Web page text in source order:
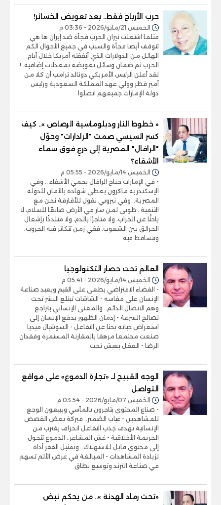
حرب الأرباح فقط.. بعد تعويض الخسائر!
الخميس 21/مايو/2026 - 03:36 م
مثلما اشتعلت نيران الحرب فجأة ضد إيران ها هي
تتوقف أيضا فجأة والسبب في جميع الأحوال الكم
الهائل من الدولارات الذي أنفقته أمريكا خلال أيام
الحرب ثم ضمان وسائل تعويضه بمعدلات إضافية..!
لقد أعلن الرئيس الأمريكي دونالد ترامب أن كلا من
أمير قطر وولي عهد المملكة السعودية ورئيس
دولة الإمارات جميعهم اتصلوا
« خطوط النار ودبلوماسية الرصاص ».. كيف
كسر السيسي صمت "الرادارات" وحوّل
"الرافال" المصرية إلى درعٍ فوق سماء
الأشقاء؟
الخميس 14/مايو/2026 - 05:55 م
- في الإمارات جناح الرافال يحمي الأشقاء .. وفي
الإسكندرية ماكرون يعطي شهادة بالأمان للدولة
المصرية.. وفي نيروبي نقول للأفارقة نحن مع
التنمية . طوبى لمن سار في الأرض صانعًا للسلام، لا
باحثًا عن الخراب، ولا متاجرًا بالدم، ولا متلذذًا بإشعال
الحرائق بين الشعوب. ففي زمن تتكاثر فيه الحروب،
وتتساقط فيه
العالم تحت حصار التكنولوجيا
الخميس 14/مايو/2026 - 05:41 م
- الفضاء الافتراضي يطغى على القيم ويعيد صناعة
الإنسان على مقاسه - الشاشات تبتلع البشر تحت
وهم الاتصال الدائم.. والمعنى الإنساني يتراجع
لصالح السرعة - إدمان الظهور يدفع الإنسان إلى
استعراض حياته بحثا عن التفاعل - السوشيال ميديا
صنعت مجتمعا مرهقا بالمقارنة المستمرة وفقدان
الرضا - العقل يعيش تحت
الوجه القبيح لـ «تجارة الدموع» على مواقع
التواصل
الخميس 07/مايو/2026 - 03:54 م
- صناع المحتوى يتاجرون بالمآسي ويبيعون الوجع
للمشاهدين - غياب الضمير.. فبركة بعض القصص
الإنسانية بهدف جذب التفاعل انحراف يقترب من
الجريمة الأخلاقية - غش المشاعر.. الدموع تتحول
إلى محتوى قابل للاستهلاك.. وتمثيل الفقر أداة
لزيادة المشاهدات - المبالغة في عرض الألم تسهم
في صناعة الترند وتوسيع نطاق
«تحت رماد الهدنة ».. من يحكم نبض